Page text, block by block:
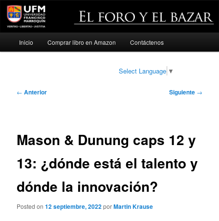
Ir
Inicio Comprar libro en Amazon Contáctenos
Select Language ▼
Navegación
← Anterior Siguiente →
Mason & Dunung caps 12 y
13: ¿dónde está el talento y
dónde la innovación?
Posted on12 septiembre, 2022porMartin Krause